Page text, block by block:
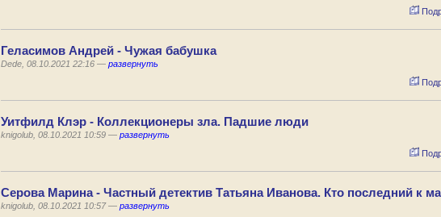
Геласимов Андрей - Чужая бабушка
Dede, 08.10.2021 22:16 — развернуть
Уитфилд Клэр - Коллекционеры зла. Падшие люди
knigolub, 08.10.2021 10:59 — развернуть
Серова Марина - Частный детектив Татьяна Иванова. Кто последний к
knigolub, 08.10.2021 10:57 — развернуть